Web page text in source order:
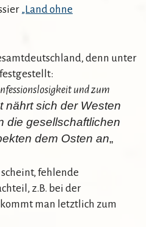
„Land ohne
denn unter
und zum
nährt sich der Westen
die gesellschaftlichen
dem Osten an„
fehlende
z.B. bei der
man letztlich zum